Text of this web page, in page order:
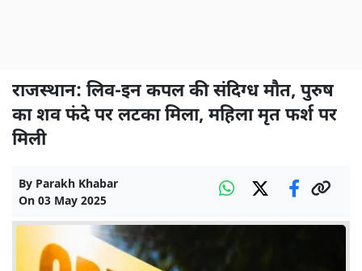
राजस्थान: लिव-इन कपल की संदिग्ध मौत, पुरुष
का शव फंदे पर लटका मिला, महिला मृत फर्श पर
मिली
By Parakh Khabar
On 03 May 2025